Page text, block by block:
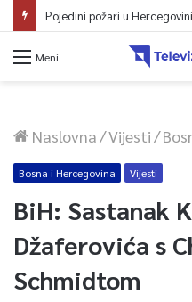
Meni
Naslovna/Vijesti/
Bosna i Hercegovina Vijesti
BiH: Sastanak
Džaferovića s
Schmidtom